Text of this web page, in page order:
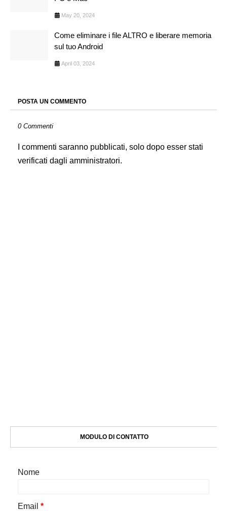
May 20, 2024
Come eliminare i file ALTRO e liberare memoria
sul tuo Android
April 03, 2024
POSTA UN COMMENTO
0 Commenti
I commenti saranno pubblicati, solo dopo esser stati
verificati dagli amministratori.
MODULO DI CONTATTO
Nome
Email *